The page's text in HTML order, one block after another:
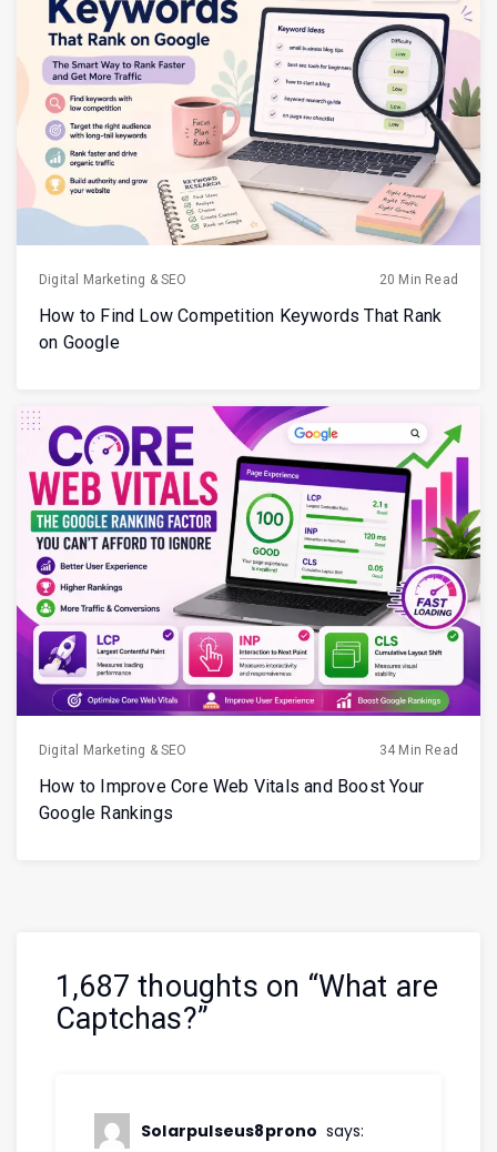
Digital Marketing & SEO 20 Min Read
How to Find Low Competition Keywords That Rank
on Google
Digital Marketing & SEO 34 Min Read
How to Improve Core Web Vitals and Boost Your
Google Rankings
1,687 thoughts on “What are
Captchas?”
Solarpulseus8prono says: